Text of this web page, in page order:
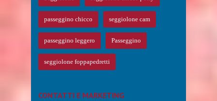
passeggino chicco seggiolone cam
passeggino leggero Passeggino
seggiolone foppapedretti
CONTATTI E MARKETING